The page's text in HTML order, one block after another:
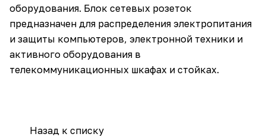
оборудования. Блок сетевых розеток
предназначен для распределения электропитания
и защиты компьютеров, электронной техники и
активного оборудования в
телекоммуникационных шкафах и стойках.
Назад к списку